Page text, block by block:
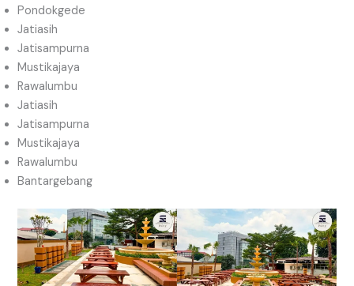
Pondokgede
Jatiasih
Jatisampurna
Mustikajaya
Rawalumbu
Jatiasih
Jatisampurna
Mustikajaya
Rawalumbu
Bantargebang